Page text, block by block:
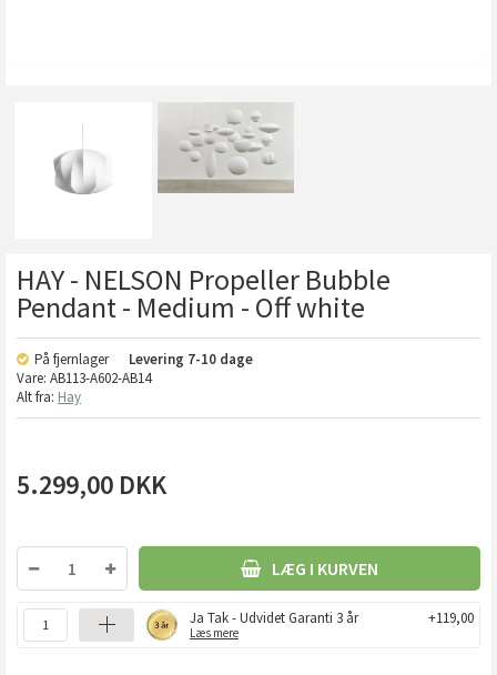
HAY - NELSON Propeller Bubble
Pendant - Medium - Off white
På fjernlager Levering 7-10 dage
Vare: AB113-A602-AB14
Alt fra: Hay
5.299,00 DKK
LÆG I KURVEN
Ja Tak - Udvidet Garanti 3 år
Læs mere
+119,00